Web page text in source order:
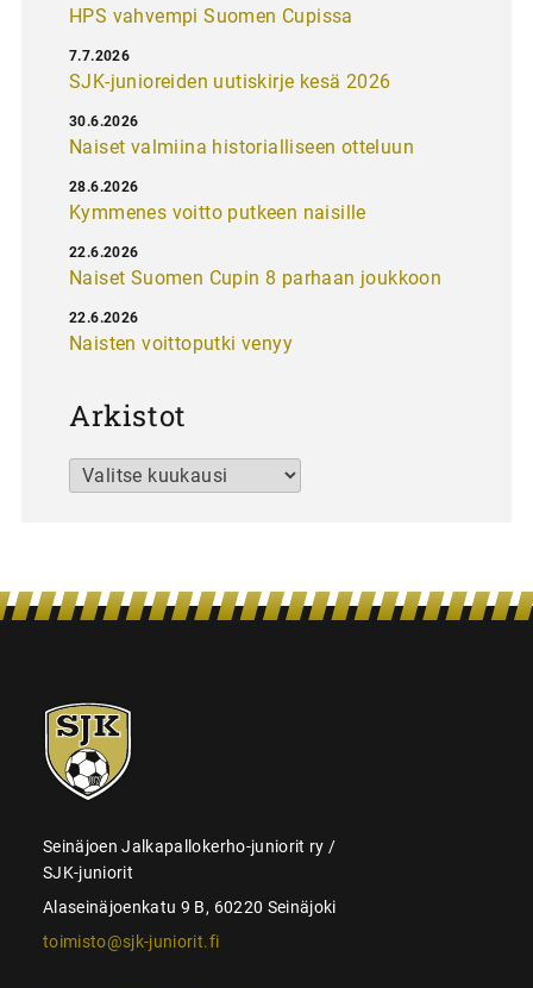
HPS vahvempi Suomen Cupissa
SJK-junioreiden uutiskirje kesä 2026
7.7.2026
Naiset valmiina historialliseen otteluun
30.6.2026
Kymmenes voitto putkeen naisille
28.6.2026
Naiset Suomen Cupin 8 parhaan joukkoon
22.6.2026
Naisten voittoputki venyy
22.6.2026
Arkistot
Arkistot
SJK-
juniorit
Seinäjoen Jalkapallokerho-juniorit ry /
SJK-juniorit
Alaseinäjoenkatu 9 B, 60220 Seinäjoki
toimisto@sjk-juniorit.fi